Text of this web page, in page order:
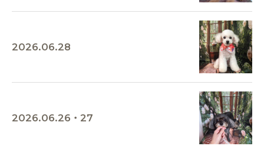
2026.06.28
2026.06.26・27